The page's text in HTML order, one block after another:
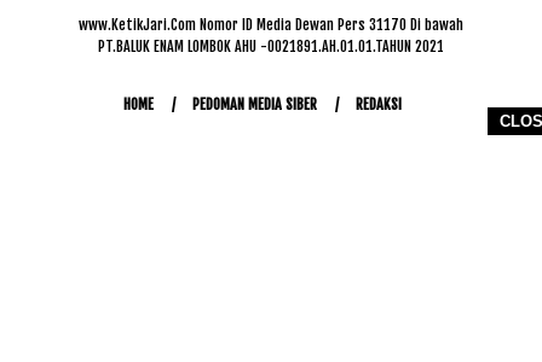
www.KetikJari.Com Nomor ID Media Dewan Pers 31170 Di bawah
PT.BALUK ENAM LOMBOK AHU -0021891.AH.01.01.TAHUN 2021
HOME PEDOMAN MEDIA SIBER REDAKSI